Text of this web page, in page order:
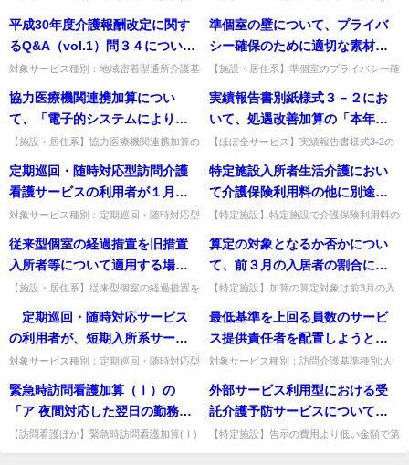
ることになっているが、事業者
が市町村長へ届出する場合に
ハビリテーション関係職種以外
の者(介護職員等）が直接リハビ
リテーションを行っても良い
か。
たす必要があるが、これらの基
準のいずれかを満たさなくなっ
た場合には通常の介護老人保健
施設の施設サービス費を算定す
ることとなるか。
問介護」、「通所介護」、「短
期入所生活介護」として指定す
るのか。それとも、新しいサー
ビス類型として、「共生型訪問
介護」、「共生型通所介護」、
「共生型短期入所生活介護」と
して指定が必要となるのか。そ
れとも「みなし指定」されるの
か。
Q&A「共生型サービスの指定について」
質問平成３０年４月から、共...
２以上であることが求められて
いるが、算定方法如何。
酬「認知症専門ケア加算について」質問認
知症専門ケア加算の算定要件...
平成30年度介護報酬改定に関す
るQ&A（vol.1）問３４について
は、通所サービスの利用者のう
ち、栄養改善加算を算定した者
居宅療養管理指導を算定するこ
とができないものと理解してよ
いか。
対象サービス種別：地域密着型通所介護基
て」質問平成30年度介護報酬改定に関す
るQ&A（vol.1）問３４...
準個室の壁について、プライバ
シー確保のために適切な素材と
は具体的にどのようなものか。
【施設・居住系】準個室のプライバシー確
能なら防音も）素材で、立位でも視線を遮
る高さが必要。出典：平成1...
協力医療機関連携加算につい
て、「電子的システムにより協
力医療機関において入居者の情
報が随時確認できる体制が確保
されている場合には、定期的に
えない」とあるが、随時確認で
きる体制とは具体的にどのよう
な場合か。
【施設・居住系】協力医療機関連携加算の
ような場合か。地域医療情報連携ネットワ
ーク（地連NW）で診療情報...
実績報告書別紙様式３－２にお
いて、処遇改善加算の「本年度
の加算の総額」のグループ別内
訳を記載することとされている
が、どのような記載が可能か。
【ほぼ全サービス】実績報告書様式3-2の
は実配分額、把握困難なら人数比で推計
可、特定加算未算定は記載不...
定期巡回・随時対応型訪問介護
看護サービスの利用者が１月を
通じて入院し、自宅にいないよ
うな場合には、サービスを利用
できるような状況にないため、
定期巡回・随時対応型訪問介護
看護費の算定はできないが、入
院している月は、定期巡回・随
時対応型訪問介護看護費は一切
算定できないのか。それとも、
入院中以外の期間について日割
り計算により算定するのか。
対象サービス種別：定期巡回・随時対応型
取扱い」質問定期巡回・随時対応型訪問介
護看護サービスの利用者が１...
特定施設入所者生活介護におい
て介護保険利用料の他に別途費
用を受領できるものは具体的に
はどのようなものがあるか。
【特定施設】特定施設で介護保険利用料の
のがあるか。上乗せ・選択的介護サービス
費のほか、家賃・日用品費・...
従来型個室の経過措置を旧措置
入所者等について適用する場合
の認定証の記載方法はどのよう
になるのか。
【施設・居住系】従来型個室の経過措置を
記載方法。負担限度額欄は多床室にのみ記
載し、他の居室区分は「−」...
算定の対象となるか否かについ
て、前３月の入居者の割合によ
り毎月判定するのか。
【特定施設】加算の算定対象は前3月の入
月判断し、根拠資料を保管して指導監査時
に確認する。出典：平成24...
定期巡回・随時対応サービス
の利用者が、短期入所系サービ
ス（短期入所生活介護、短期入
所療養介護、短期利用居宅介
護、短期利用共同生活介護、短
及び地域密着型短期利用特定施
対象サービス種別：定期巡回・随時対応型
取扱い」質問 定期巡回・随時対応サービ
スの利用者が、短期入所系サ...
最低基準を上回る員数のサービ
ス提供責任者を配置しようとす
る場合、非常勤の訪問介護員を
置くことはできるか
対象サービス種別：訪問介護基準種別:人
問最低基準を上回る員数のサービス提供責
任者を配置しようとする場合...
緊急時訪問看護加算（Ⅰ）の
「ア 夜間対応した翌日の勤務間
隔の確保」とは、具体的にどの
ような取組が該当するか。
【訪問看護ほか】緊急時訪問看護加算(Ⅰ)
外部サービス利用型における受
託介護予防サービスについて
は、その費用が告示において定
められているが、それよりも低
【特定施設】告示の費用より低い金額で第